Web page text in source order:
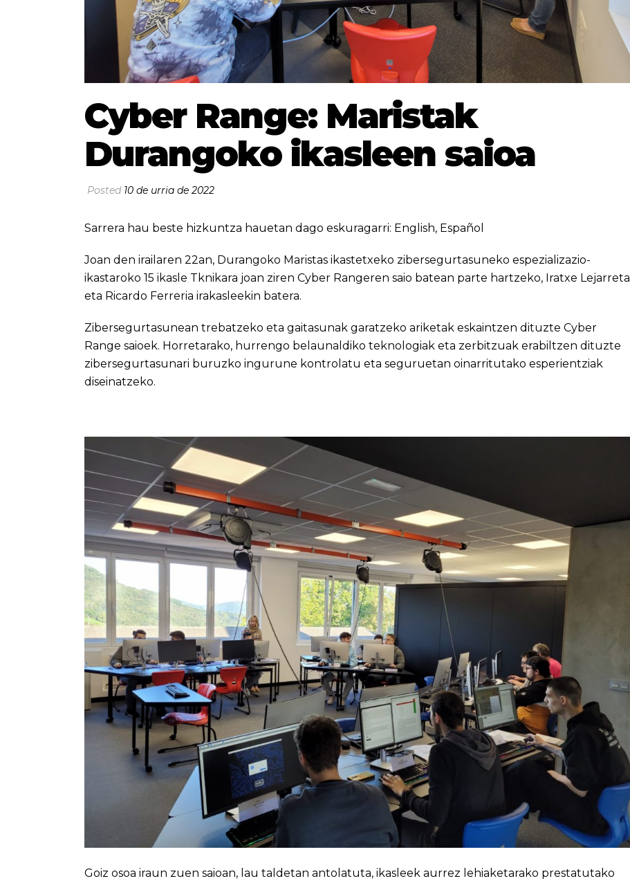
Cyber Range: Maristak
Durangoko ikasleen saioa
Posted 10 de urria de 2022
Sarrera hau beste hizkuntza hauetan dago eskuragarri: English, Español
Joan den irailaren 22an, Durangoko Maristas ikastetxeko zibersegurtasuneko espezializazio-
ikastaroko 15 ikasle Tknikara joan ziren Cyber Rangeren saio batean parte hartzeko, Iratxe Lejarreta
eta Ricardo Ferreria irakasleekin batera.
Zibersegurtasunean trebatzeko eta gaitasunak garatzeko ariketak eskaintzen dituzte Cyber
Range saioek. Horretarako, hurrengo belaunaldiko teknologiak eta zerbitzuak erabiltzen dituzte
zibersegurtasunari buruzko ingurune kontrolatu eta seguruetan oinarritutako esperientziak
diseinatzeko.
Goiz osoa iraun zuen saioan, lau taldetan antolatuta, ikasleek aurrez lehiaketarako prestatutako